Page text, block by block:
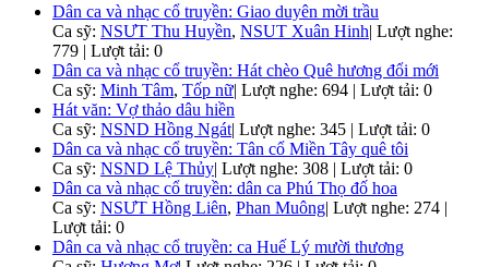
Dân ca và nhạc cổ truyền: Giao duyên mời trầu
Ca sỹ: NSƯT Thu Huyền, NSUT Xuân Hinh| Lượt nghe:
779 | Lượt tải: 0
Dân ca và nhạc cổ truyền: Hát chèo Quê hương đổi mới
Ca sỹ: Minh Tâm, Tốp nữ| Lượt nghe: 694 | Lượt tải: 0
Hát văn: Vợ thảo dâu hiền
Ca sỹ: NSND Hồng Ngát| Lượt nghe: 345 | Lượt tải: 0
Dân ca và nhạc cổ truyền: Tân cổ Miền Tây quê tôi
Ca sỹ: NSND Lệ Thủy| Lượt nghe: 308 | Lượt tải: 0
Dân ca và nhạc cổ truyền: dân ca Phú Thọ đố hoa
Ca sỹ: NSƯT Hồng Liên, Phan Muông| Lượt nghe: 274 |
Lượt tải: 0
Dân ca và nhạc cổ truyền: ca Huế Lý mười thương